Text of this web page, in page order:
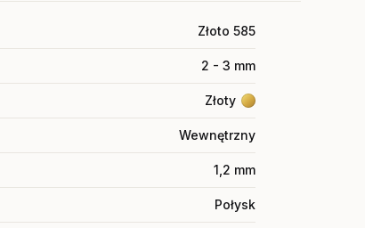
Złoto 585
2 - 3 mm
Złoty
Wewnętrzny
1,2 mm
Połysk